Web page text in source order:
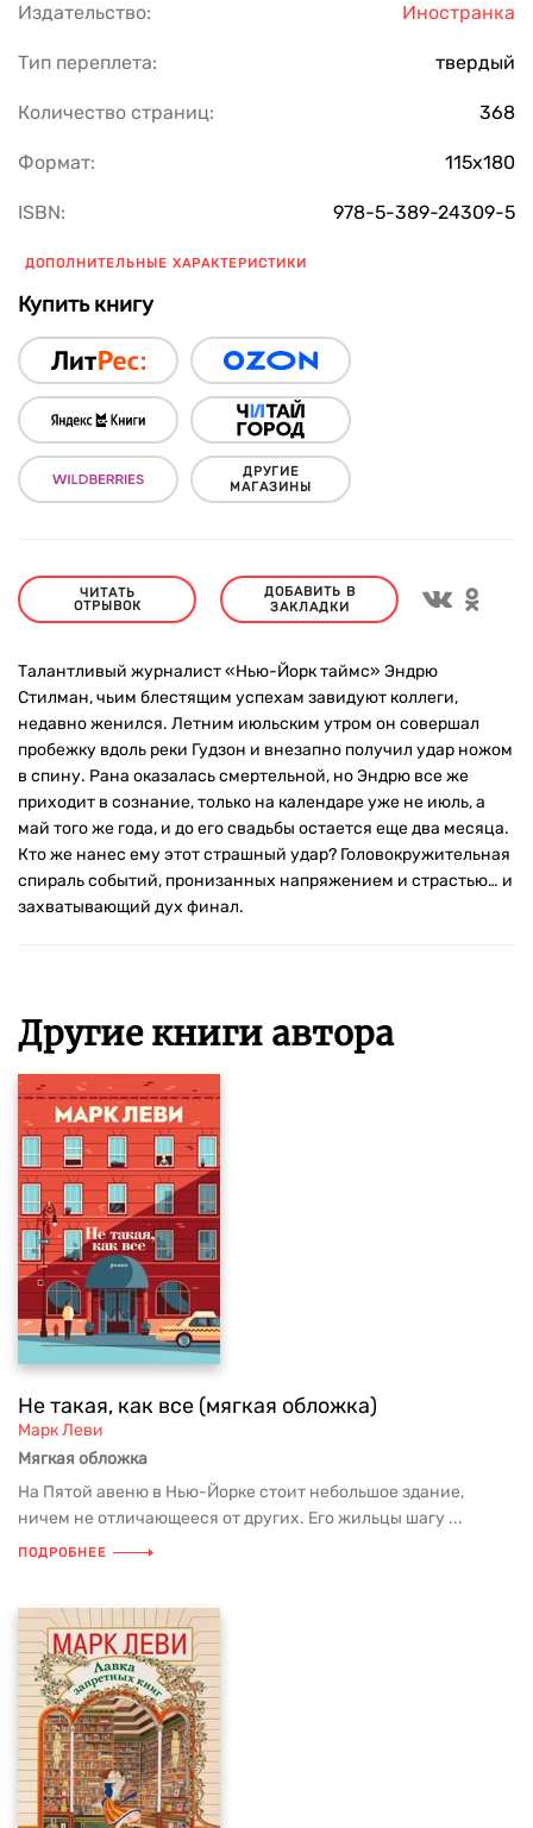
Издательство: Иностранка
Тип переплета: твердый
Количество страниц: 368
Формат: 115х180
ISBN: 978-5-389-24309-5
ДОПОЛНИТЕЛЬНЫЕ ХАРАКТЕРИСТИКИ
Купить книгу
ДРУГИЕ
МАГАЗИНЫ
ЧИТАТЬ
ОТРЫВОК
ДОБАВИТЬ В
ЗАКЛАДКИ
Талантливый журналист «Нью-Йорк таймс» Эндрю
Стилман, чьим блестящим успехам завидуют коллеги,
недавно женился. Летним июльским утром он совершал
пробежку вдоль реки Гудзон и внезапно получил удар ножом
в спину. Рана оказалась смертельной, но Эндрю все же
приходит в сознание, только на календаре уже не июль, а
май того же года, и до его свадьбы остается еще два месяца.
Кто же нанес ему этот страшный удар? Головокружительная
спираль событий, пронизанных напряжением и страстью… и
захватывающий дух финал.
Другие книги автора
Не такая, как все (мягкая обложка)
Марк Леви
Мягкая обложка
На Пятой авеню в Нью-Йорке стоит небольшое здание,
ничем не отличающееся от других. Его жильцы шагу ...
ПОДРОБНЕЕ